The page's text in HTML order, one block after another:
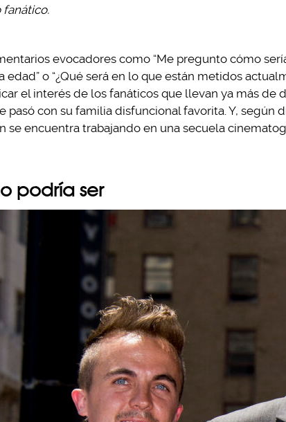
fanático.
evocadores como “Me pregunto cómo
edad” o “¿Qué será en lo que están metidos
el interés de los fanáticos que llevan ya más de
pasó con su familia disfuncional favorita. Y, según
se encuentra trabajando en una secuela
podría ser